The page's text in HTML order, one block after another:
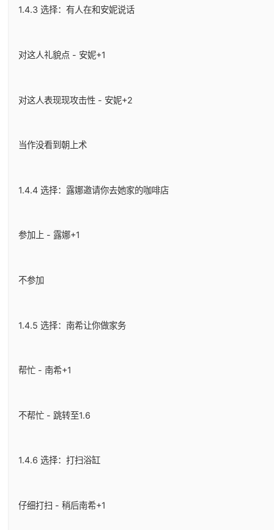
1.4.3 选择：有人在和安妮说话
对这人礼貌点 - 安妮+1
对这人表现现攻击性 - 安妮+2
当作没看到朝上术
1.4.4 选择：露娜邀请你去她家的咖啡店
参加上 - 露娜+1
不参加
1.4.5 选择：南希让你做家务
帮忙 - 南希+1
不帮忙 - 跳转至1.6
1.4.6 选择：打扫浴缸
仔细打扫 - 稍后南希+1